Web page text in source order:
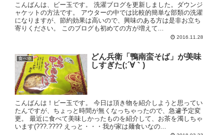
こんばんは、ビー玉です。 洗濯ブログを更新しました。ダウンジ
ャケットの方法です。 アウターの中では比較的簡単な部類の洗濯
になりますが、節約効果は高いので、興味のある方は是非お立ち
寄りください。 このブログも初めての方が増えて...
2016.11.28
食べ物
どん兵衛「鴨南蛮そば」が美味
しすぎた(;´∀｀)
こんばんは！ビー玉です。 今日は頂き物を紹介しようと思ってい
たんですが、ちょっと時間が無くなっちゃったので、急遽予定変
更。 最近に食べて美味しかったものを紹介して、お茶を濁しちゃ
います(???.???? えっと・・・我が家は麺食いなの...